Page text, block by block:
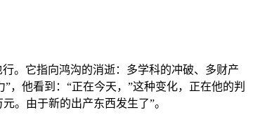
。它指向鸿沟的消逝：多学科的冲破、多财产
他看到：“正在今天，”这种变化，正在他的判
。由于新的出产东西发生了”。